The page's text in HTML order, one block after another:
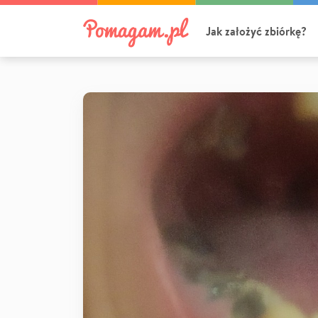
Jak założyć zbiórkę?